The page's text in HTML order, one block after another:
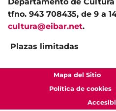
tfno. 943 708435, de 9 a
cultura@eibar.net.
Plazas limitadas
Mapa del Sitio
Política de cookies